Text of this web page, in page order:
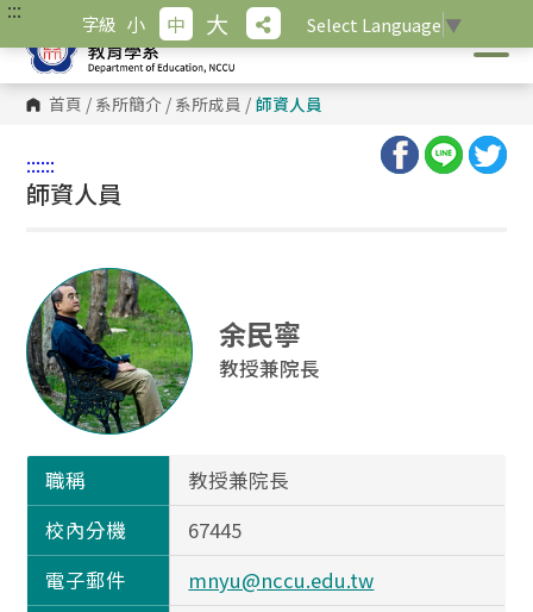
跳
主
內
容
::: 字級 小 中 大 Select Language ▼
首頁 / 系所簡介 / 系所成員 / 師資人員
::::::
師資人員
余民寧
教授兼院長
職稱
教授兼院長
校內分機
67445
電子郵件
mnyu@nccu.edu.tw